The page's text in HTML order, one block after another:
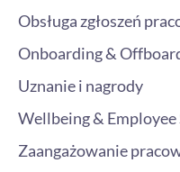
Obsługa zgłoszeń
Onboarding &
Uznanie i nagrody
Wellbeing &
Zaangażowanie